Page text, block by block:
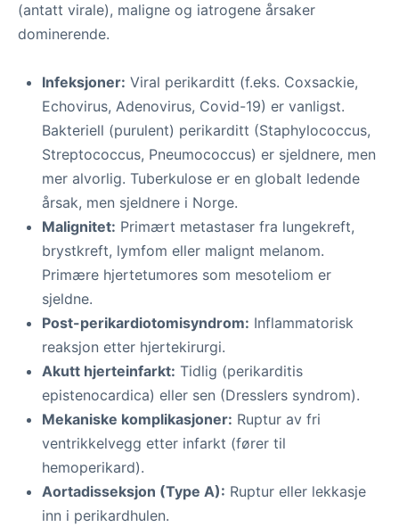
(antatt virale), maligne og iatrogene årsaker
dominerende.
Infeksjoner: Viral perikarditt (f.eks. Coxsackie,
Echovirus, Adenovirus, Covid-19) er vanligst.
Bakteriell (purulent) perikarditt (Staphylococcus,
Streptococcus, Pneumococcus) er sjeldnere, men
mer alvorlig. Tuberkulose er en globalt ledende
årsak, men sjeldnere i Norge.
Malignitet: Primært metastaser fra lungekreft,
brystkreft, lymfom eller malignt melanom.
Primære hjertetumores som mesoteliom er
sjeldne.
Post-perikardiotomisyndrom: Inflammatorisk
reaksjon etter hjertekirurgi.
Akutt hjerteinfarkt: Tidlig (perikarditis
epistenocardica) eller sen (Dresslers syndrom).
Mekaniske komplikasjoner: Ruptur av fri
ventrikkelvegg etter infarkt (fører til
hemoperikard).
Aortadisseksjon (Type A): Ruptur eller lekkasje
inn i perikardhulen.